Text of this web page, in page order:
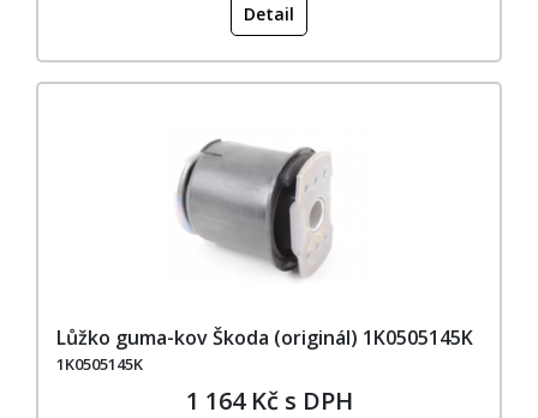
Detail
Lůžko guma-kov Škoda (originál) 1K0505145K
1K0505145K
1 164 Kč s DPH